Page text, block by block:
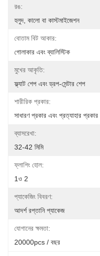
রঙ:
হলুদ, কালো বা কাস্টমাইজেশন
বোতাম বিট আকার:
গোলাকার এবং ব্যালিস্টিক
মুখের আকৃতি:
ফ্ল্যাট শেপ এবং ড্রপ-সেন্টার শেপ
শারীরিক প্রকার:
সাধারণ প্রকার এবং প্রত্যাহার প্রকার
ব্যাসরেখা:
32-42 মিমি
ফ্লাশিং হোল:
1ও 2
প্যাকেজিং বিবরণ:
আদর্শ রপ্তানি প্যাকেজ
যোগানের ক্ষমতা:
20000pcs / বছর